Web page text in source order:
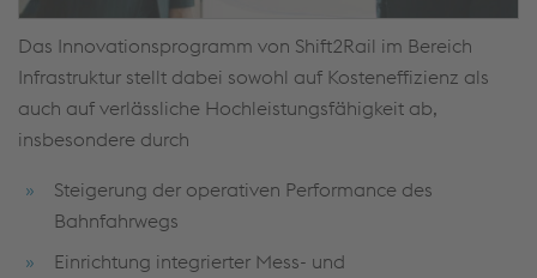
Das Innovationsprogramm von Shift2Rail im Bereich
Infrastruktur stellt dabei sowohl auf Kosteneffizienz als
auch auf verlässliche Hochleistungsfähigkeit ab,
insbesondere durch
Steigerung der operativen Performance des
Bahnfahrwegs
Einrichtung integrierter Mess- und